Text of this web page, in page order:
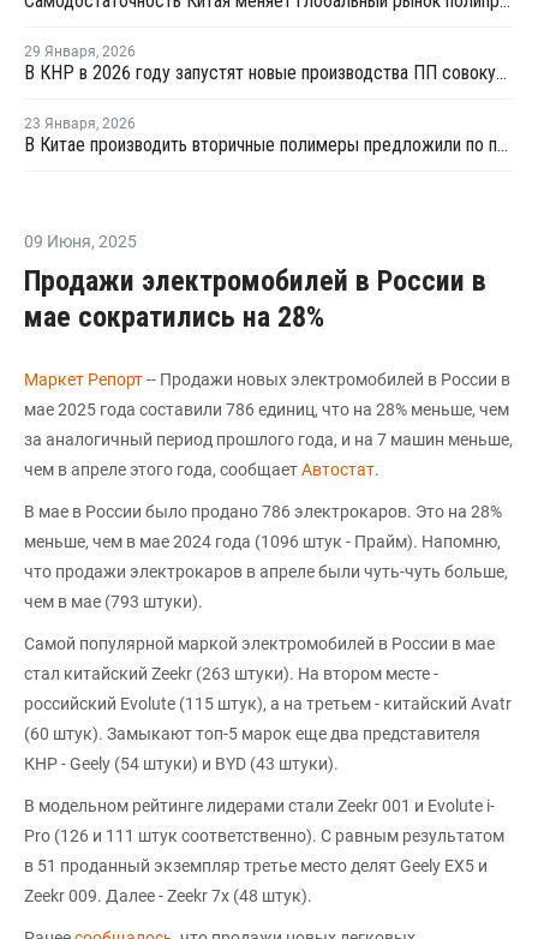
29 Января, 2026
В КНР в 2026 году запустят новые производства ПП совокупной мощностью 4,9 млн тонн
23 Января, 2026
В Китае производить вторичные полимеры предложили по принципу конструкторов LEGO
09 Июня, 2025
Продажи электромобилей в России в
мае сократились на 28%
Маркет Репорт-- Продажи новых электромобилей в России в
мае 2025 года составили 786 единиц, что на 28% меньше, чем
за аналогичный период прошлого года, и на 7 машин меньше,
чем в апреле этого года, сообщаетАвтостат.
В мае в России было продано 786 электрокаров. Это на 28%
меньше, чем в мае 2024 года (1096 штук - Прайм). Напомню,
что продажи электрокаров в апреле были чуть-чуть больше,
чем в мае (793 штуки).
Самой популярной маркой электромобилей в России в мае
стал китайский Zeekr (263 штуки). На втором месте -
российский Evolute (115 штук), а на третьем - китайский Avatr
(60 штук). Замыкают топ-5 марок еще два представителя
КНР - Geely (54 штуки) и BYD (43 штуки).
В модельном рейтинге лидерами стали Zeekr 001 и Evolute i-
Pro (126 и 111 штук соответственно). С равным результатом
в 51 проданный экземпляр третье место делят Geely EX5 и
Zeekr 009. Далее - Zeekr 7x (48 штук).